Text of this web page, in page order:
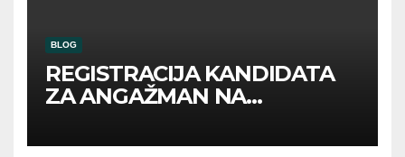
BLOG
REGISTRACIJA KANDIDATA
ZA ANGAŽMAN NA